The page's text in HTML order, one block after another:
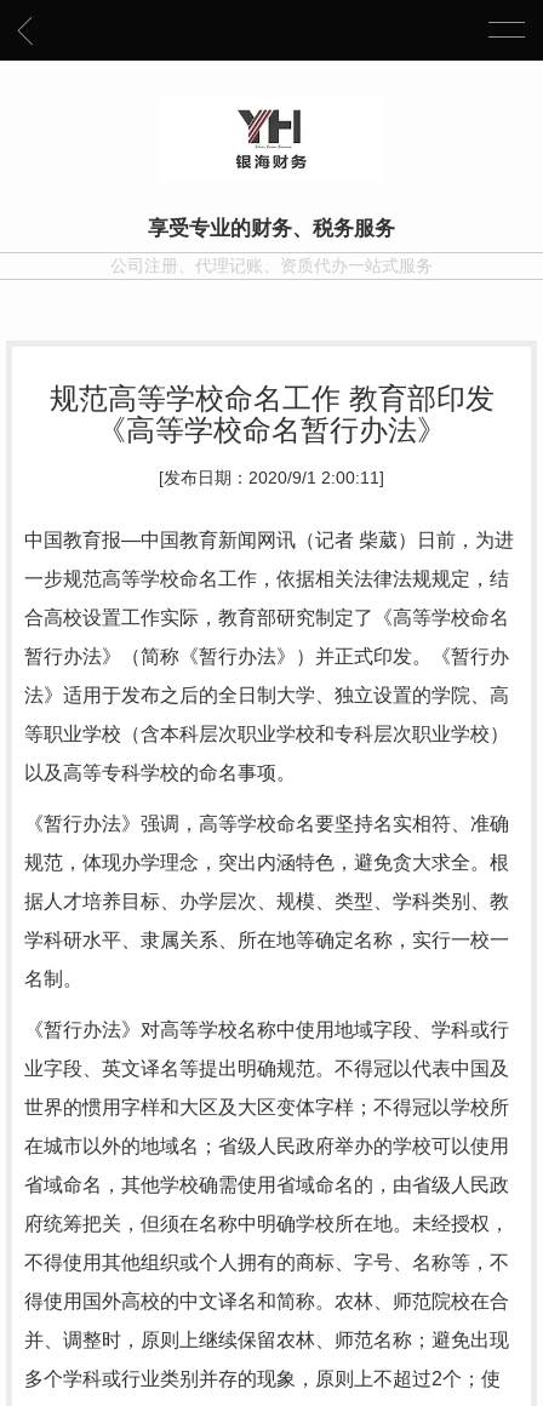
享受专业的财务、税务服务
公司注册、代理记账、资质代办一站式服务
规范高等学校命名工作 教育部印发
《高等学校命名暂行办法》
[发布日期：2020/9/1 2:00:11]
中国教育报—中国教育新闻网讯（记者 柴葳）日前，为进
一步规范高等学校命名工作，依据相关法律法规规定，结
合高校设置工作实际，教育部研究制定了《高等学校命名
暂行办法》（简称《暂行办法》）并正式印发。《暂行办
法》适用于发布之后的全日制大学、独立设置的学院、高
等职业学校（含本科层次职业学校和专科层次职业学校）
以及高等专科学校的命名事项。
《暂行办法》强调，高等学校命名要坚持名实相符、准确
规范，体现办学理念，突出内涵特色，避免贪大求全。根
据人才培养目标、办学层次、规模、类型、学科类别、教
学科研水平、隶属关系、所在地等确定名称，实行一校一
名制。
《暂行办法》对高等学校名称中使用地域字段、学科或行
业字段、英文译名等提出明确规范。不得冠以代表中国及
世界的惯用字样和大区及大区变体字样；不得冠以学校所
在城市以外的地域名；省级人民政府举办的学校可以使用
省域命名，其他学校确需使用省域命名的，由省级人民政
府统筹把关，但须在名称中明确学校所在地。未经授权，
不得使用其他组织或个人拥有的商标、字号、名称等，不
得使用国外高校的中文译名和简称。农林、师范院校在合
并、调整时，原则上继续保留农林、师范名称；避免出现
多个学科或行业类别并存的现象，原则上不超过2个；使